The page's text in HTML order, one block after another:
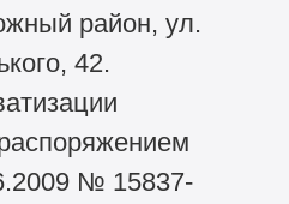
район, ул.
42.
№ 15837-